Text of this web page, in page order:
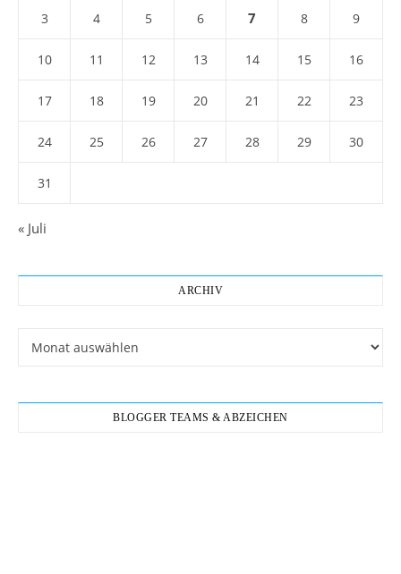
3 4 5 6 7 8 9
10 11 12 13 14 15 16
17 18 19 20 21 22 23
24 25 26 27 28 29 30
31
« Juli
ARCHIV
BLOGGER TEAMS & ABZEICHEN